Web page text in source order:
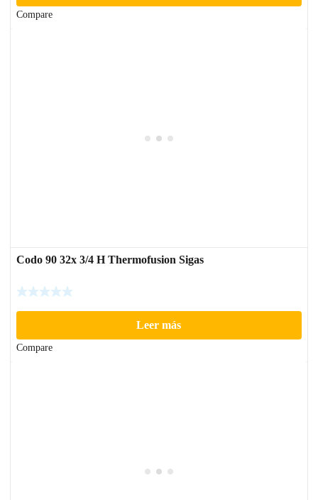
Compare
Codo 90 32x 3/4 H Thermofusion Sigas
Leer más
Compare